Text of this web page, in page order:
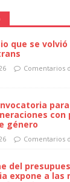
que se
Comentarios
con
género
Comentarios
del
expone a las